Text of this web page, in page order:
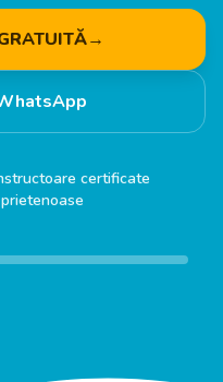
→
certificate